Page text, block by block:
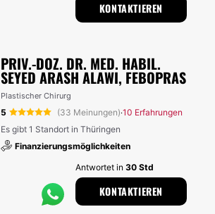
KONTAKTIEREN
PRIV.-DOZ. DR. MED. HABIL.
SEYED ARASH ALAWI, FEBOPRAS
Plastischer Chirurg
5 (33 Meinungen)·10 Erfahrungen
Es gibt 1 Standort in Thüringen
Finanzierungsmöglichkeiten
Antwortet in 30 Std
KONTAKTIEREN